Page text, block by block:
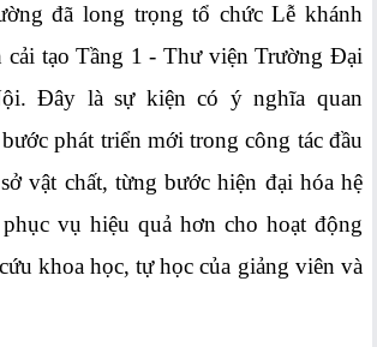
đã long trọng tổ chức Lễ khánh
cải tạo Tầng 1 - Thư viện Trường Đại
Đây là sự kiện có ý nghĩa quan
phát triển mới trong công tác đầu
vật chất, từng bước hiện đại hóa hệ
vụ hiệu quả hơn cho hoạt động
khoa học, tự học của giảng viên và